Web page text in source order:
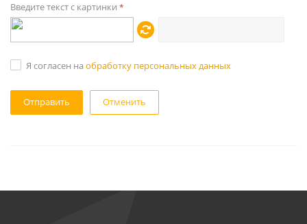
Введите текст с картинки *
Я согласен на обработку персональных данных
Отменить